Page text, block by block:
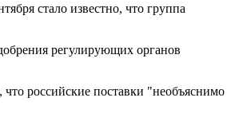
стало известно, что группа
регулирующих органов
российские поставки "необъяснимо